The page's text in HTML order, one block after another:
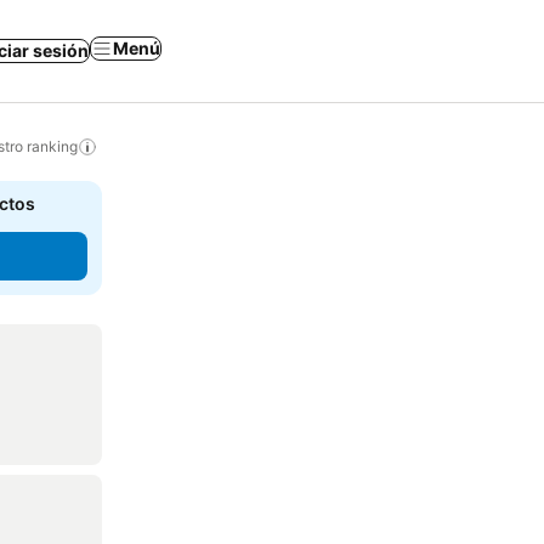
sesión Menú
ranking